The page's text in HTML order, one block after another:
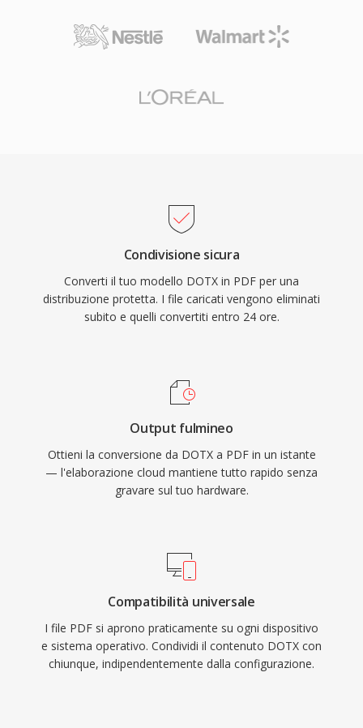
Condivisione sicura
Converti il tuo modello DOTX in PDF per una
distribuzione protetta. I file caricati vengono eliminati
subito e quelli convertiti entro 24 ore.
Output fulmineo
Ottieni la conversione da DOTX a PDF in un istante
— l'elaborazione cloud mantiene tutto rapido senza
gravare sul tuo hardware.
Compatibilità universale
I file PDF si aprono praticamente su ogni dispositivo
e sistema operativo. Condividi il contenuto DOTX con
chiunque, indipendentemente dalla configurazione.